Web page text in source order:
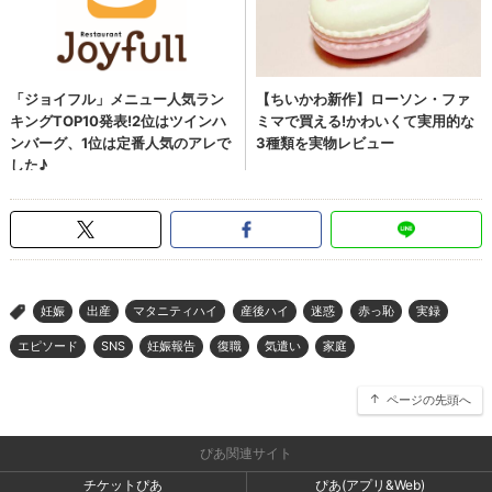
> 妊娠 出産 マタニティハイ 産後ハイ 迷惑 赤っ恥 実録
エピソード SNS 妊娠報告 復職 気遣い 家庭
ページの先頭へ
ぴあ関連サイト
チケットぴあ
ぴあ(アプリ&Web)